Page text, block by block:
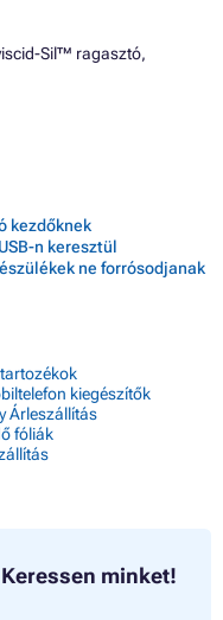
Sil™ ragasztó,
kezdőknek
n keresztül
ne forrósodjanak
kiegészítők
Árleszállítás
fóliák
Keressen minket!